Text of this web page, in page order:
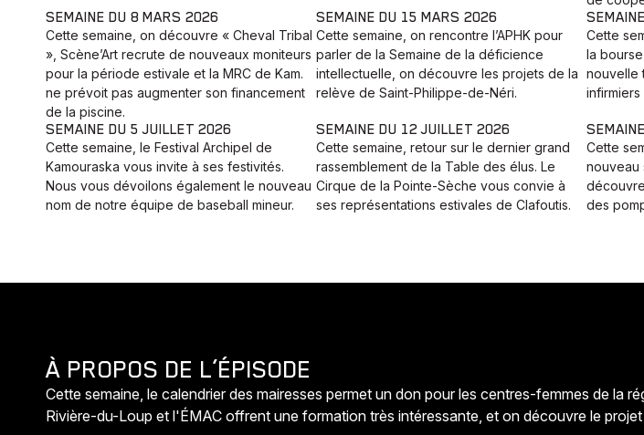
SEMAINE DU 8 MARS 2026
Cette semaine, on découvre « Cheval Tribal
», Scène’Art recrute de nouveaux moniteurs
pour la période estivale et la MRC de Kam.
ne prévoit pas augmenter son financement
de la piscine.
SEMAINE DU 15 MARS 2026
Cette semaine, on rencontre l’APHK pour
parler de la Semaine de la déficience
intellectuelle, on découvre les projets de la
relève de Saint-Philippe-de-Néri.
Cette
la
nouvelle
SEMAINE DU 5 JUILLET 2026
Cette semaine, le Festival Archipel de
Kamouraska vous invite à ses festivités.
Nous vous dévoilons également le nouveau
nom de notre équipe de baseball mineur.
SEMAINE DU 12 JUILLET 2026
Cette semaine, retour sur le dernier grand
rassemblement de la Table des élus. Le
Cirque de la Pointe-Sèche vous convie à
ses représentations estivales de Clafoutis.
Cette
nouveau
des
À PROPOS DE L’ÉPISODE
Cette semaine, le calendrier des mairesses permet un don pour les centres-femmes de la
Rivière-du-Loup et l'ÉMAC offrent une formation très intéressante, et on découvre le